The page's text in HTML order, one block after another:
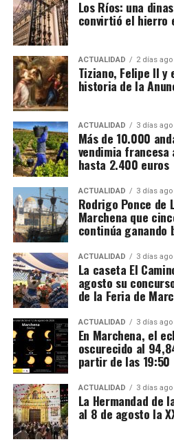
encuentran todavía dentro
judicial y las personas
presunción de inocencia
resolución judicial firme.
66.000 euros, relojes
bloqueados
La actuación policial ha
cuentas bancarias
solicitar judicialmente el
inmuebles. En domicilios
los principales investigados
además 66.000 euros en
de lujo, dispositivos
documentación.
Las pesquisas patrimoniales
parte de los beneficios
mediante el fraude habría
sociedad patrimonial,
dinero y mantener inmuebles
algunos de los principales
precisamente esta parte del
fundamenta la investigación
blanqueo de capitales.
muy equilibrado», al reunir
cante, de toque, de baile y,
compás y palmas».
Las entradas, que tendrán un
anticipadas y 15€ en taquilla,
la Casa de la Cultura, en la
través del siguiente
enlace:https://
Los Ríos: una
convirtió el hierro
ACTUALIDAD 2 días ago
Tiziano, Felipe II y
historia de la
ACTUALIDAD 3 días ago
Más de 10.000
vendimia
hasta 2.400 euros
ACTUALIDAD 3 días ago
Rodrigo Ponce de
Marchena que
continúa ganando
ACTUALIDAD 3 días ago
La caseta El
agosto su
de la Feria de
ACTUALIDAD 3 días ago
En Marchena, el
oscurecido al
partir de las 19:50
ACTUALIDAD 3 días ago
La Hermandad de
al 8 de agosto la